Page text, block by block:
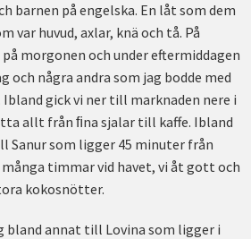
barnen på engelska. En låt som dem
var huvud, axlar, knä och tå. På
morgonen och under eftermiddagen
och några andra som jag bodde med
gick vi ner till marknaden nere i
allt från ﬁna sjalar till kaffe. Ibland
Sanur som ligger 45 minuter från
många timmar vid havet, vi åt gott och
kokosnötter.
bland annat till Lovina som ligger i